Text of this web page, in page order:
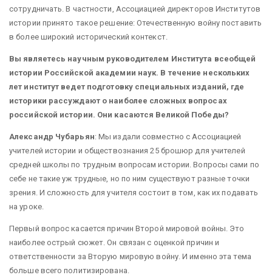
сотрудничать. В частности, Ассоциацией директоров Институтов
истории принято такое решение: Отечественную войну поставить
в более широкий исторический контекст.
Вы являетесь научным руководителем Института всеобщей
истории Российской академии наук. В течение нескольких
лет институт ведет подготовку специальных изданий, где
историки рассуждают о наиболее сложных вопросах
российской истории. Они касаются Великой Победы?
Александр Чубарьян: Мы издали совместно с Ассоциацией
учителей истории и обществознания 25 брошюр для учителей
средней школы по трудным вопросам истории. Вопросы сами по
себе не такие уж трудные, но по ним существуют разные точки
зрения. И сложность для учителя состоит в том, как их подавать
на уроке.
Первый вопрос касается причин Второй мировой войны. Это
наиболее острый сюжет. Он связан с оценкой причин и
ответственности за Вторую мировую войну. И именно эта тема
больше всего политизирована.